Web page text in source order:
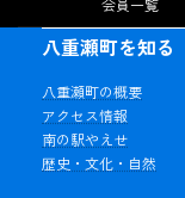
会員一覧
八重瀬町を知る
八重瀬町の概要
アクセス情報
南の駅やえせ
歴史・文化・自然